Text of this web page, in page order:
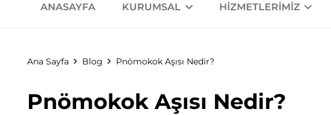
ANASAYFA KURUMSAL HIZMETLERIMIZ
Ana Sayfa Blog Pnömokok Aşısı Nedir?
Pnömokok Aşısı Nedir?